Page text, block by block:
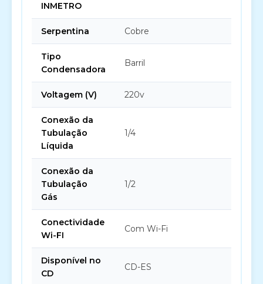
INMETRO
Serpentina Cobre
Tipo
Condensadora
Barril
Voltagem (V) 220v
Conexão da
Tubulação
Líquida
1/4
Conexão da
Tubulação
Gás
1/2
Conectividade
Wi-FI
Com Wi-Fi
Disponível no
CD
CD-ES